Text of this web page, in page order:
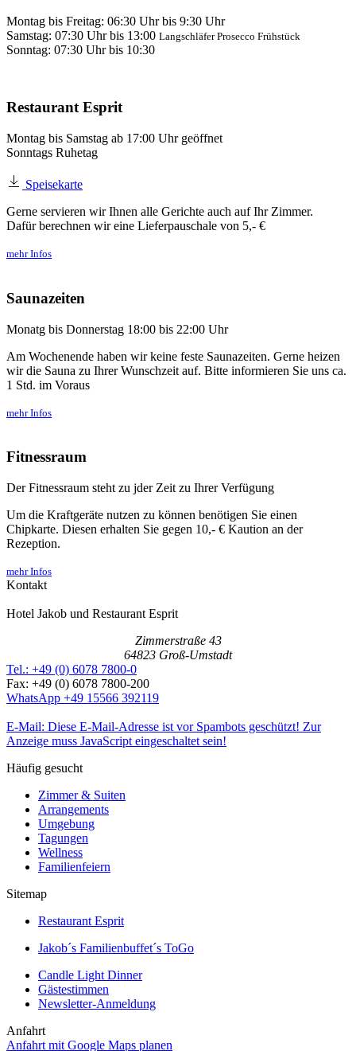
Montag bis Freitag: 06:30 Uhr bis 9:30 Uhr
Samstag: 07:30 Uhr bis 13:00 Langschläfer Prosecco Frühstück
Sonntag: 07:30 Uhr bis 10:30
Restaurant Esprit
Montag bis Samstag ab 17:00 Uhr geöffnet
Sonntags Ruhetag
Speisekarte
Gerne servieren wir Ihnen alle Gerichte auch auf Ihr Zimmer.
Dafür berechnen wir eine Lieferpauschale von 5,- €
mehr Infos
Saunazeiten
Monatg bis Donnerstag 18:00 bis 22:00 Uhr
Am Wochenende haben wir keine feste Saunazeiten. Gerne heizen
wir die Sauna zu Ihrer Wunschzeit auf. Bitte informieren Sie uns ca.
1 Std. im Voraus
mehr Infos
Fitnessraum
Der Fitnessraum steht zu jder Zeit zu Ihrer Verfügung
Um die Kraftgeräte nutzen zu können benötigen Sie einen
Chipkarte. Diesen erhalten Sie gegen 10,- € Kaution an der
Rezeption.
mehr Infos
Kontakt
Hotel Jakob und Restaurant Esprit
Zimmerstraße 43
64823 Groß-Umstadt
Tel.: +49 (0) 6078 7800-0
Fax: +49 (0) 6078 7800-200
WhatsApp +49 15566 392119
E-Mail: Diese E-Mail-Adresse ist vor Spambots geschützt! Zur
Anzeige muss JavaScript eingeschaltet sein!
Häufig gesucht
Zimmer & Suiten
Arrangements
Umgebung
Tagungen
Wellness
Familienfeiern
Sitemap
Restaurant Esprit
Jakob´s Familienbuffet´s ToGo
Candle Light Dinner
Gästestimmen
Newsletter-Anmeldung
Anfahrt
Anfahrt mit Google Maps planen